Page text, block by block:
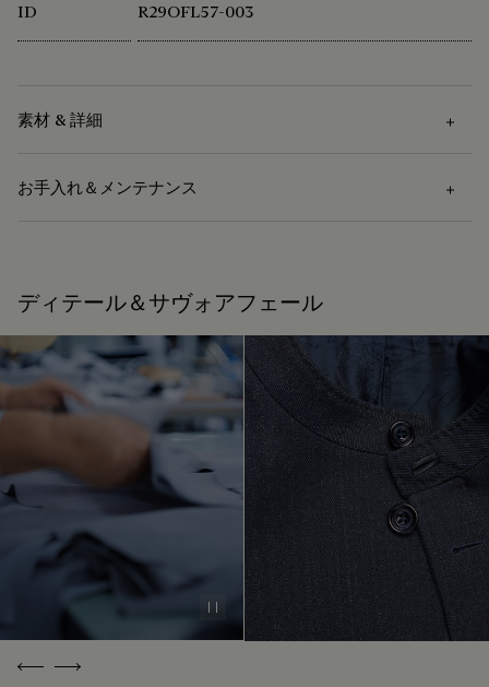
ID R29OFL57-003
素材 & 詳細
ライニング：キュプラ 100%
ポケットバッグ：コットン 100% / ポリエステル 65%、コット
ン 35%
ラムスキンのディテール
ベルルッティは、持続可能な原材料の使用を重視していま
す。現在、メゾンで使用する主要な素材の92%以上が、最も
厳しい基準を満たす認証を受けています。
私たちの素材の起源を探る
パッケージ
ベルルッティは、持続可能なリサイクル素材を使用し、化石
燃料由来のバージンプラスチックは使用していない、環境に
配慮したパッケージを重視しています。
お手入れ＆メンテナンス
デリケートドライクリーニング
修理可能
靴職人であり靴の修理職人でもあったアレッサンドロ・ベル
ルッティが創業したメゾン ベルルッティは、循環性を重視し
ています。メゾンにとって、お客様の意に沿って商品が長く
愛されるよう、お手入れや修理をすることほど普通なことは
ありません。 シューズからレザーグッズ、プレタポルテま
で、メゾンのアトリエは製品を美しい状態で可能な限り長く
身に着けていただけるよう、各種サービスを取り揃えていま
ディテール＆サヴォアフェール
Previous
Next
Pause